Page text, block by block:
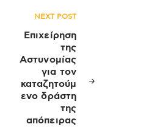
NEXT POST
Επιχείρηση
της
Αστυνομίας
για τον
καταζητούμ
ενο δράστη
της
απόπειρας